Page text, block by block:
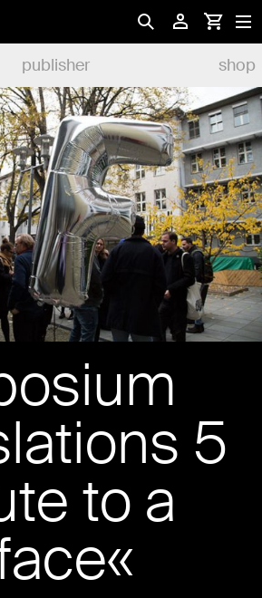
publisher shop
5
to a